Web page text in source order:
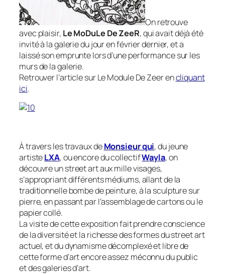
On retrouve
avec plaisir, Le MoDuLe De ZeeR, qui avait déjà été
invité à la galerie du jour en février dernier, et a
laissé son emprunte lors d’une performance sur les
murs de la galerie.
Retrouver l’article sur Le Module De Zeer encliquant
ici.
À travers les travaux deMonsieur qui, du jeune
artisteLXA, ou encore du collectifWayla, on
découvre un street art aux mille visages,
s’appropriant différents médiums, allant de la
traditionnelle bombe de peinture, à la sculpture sur
pierre, en passant par l’assemblage de cartons ou le
papier collé.
La visite de cette exposition fait prendre conscience
de la diversité et la richesse des formes du street art
actuel, et du dynamisme décomplexé et libre de
cette forme d’art encore assez méconnu du public
et des galeries d’art.